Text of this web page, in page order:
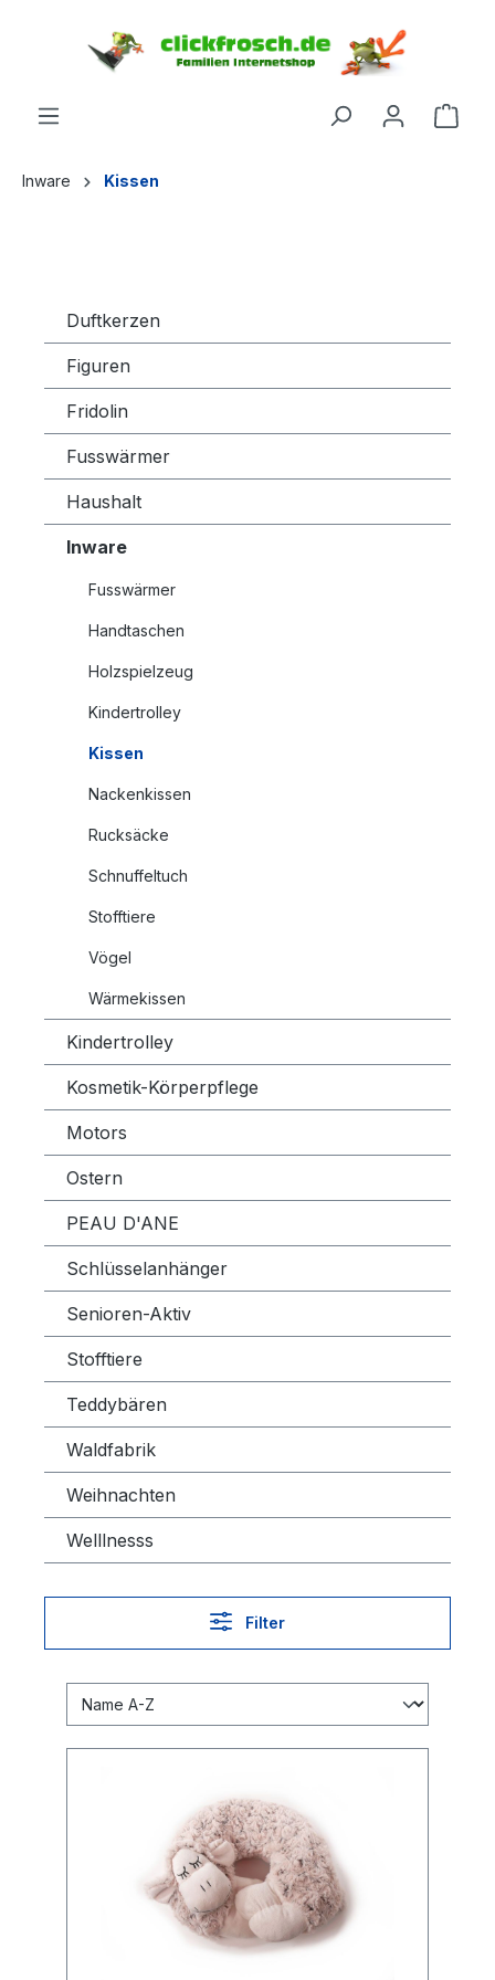
Inware Kissen
Duftkerzen
Figuren
Fridolin
Fusswärmer
Haushalt
Inware
Fusswärmer
Handtaschen
Holzspielzeug
Kindertrolley
Kissen
Nackenkissen
Rucksäcke
Schnuffeltuch
Stofftiere
Vögel
Wärmekissen
Kindertrolley
Kosmetik-Körperpflege
Motors
Ostern
PEAU D'ANE
Schlüsselanhänger
Senioren-Aktiv
Stofftiere
Teddybären
Waldfabrik
Weihnachten
Welllnesss
Filter